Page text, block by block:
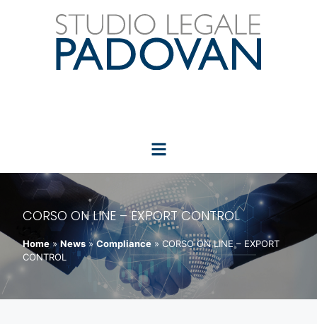
CORSO ON LINE – EXPORT CONTROL
Home » News » Compliance » CORSO ON LINE – EXPORT
CONTROL